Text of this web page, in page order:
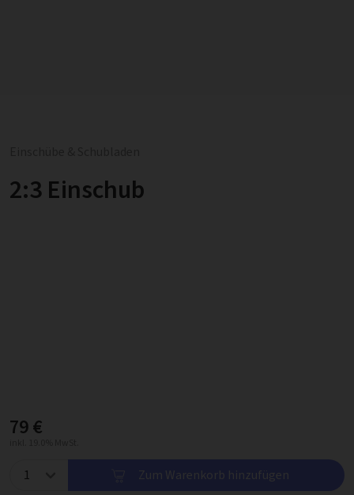
2:3 Einschub
79 €
Zum Warenkorb hinzufügen